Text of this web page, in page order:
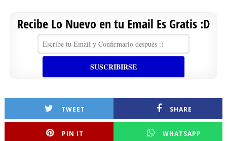
Recibe Lo Nuevo en tu Email Es Gratis :D
TWEET SHARE
PIN IT WHATSAPP